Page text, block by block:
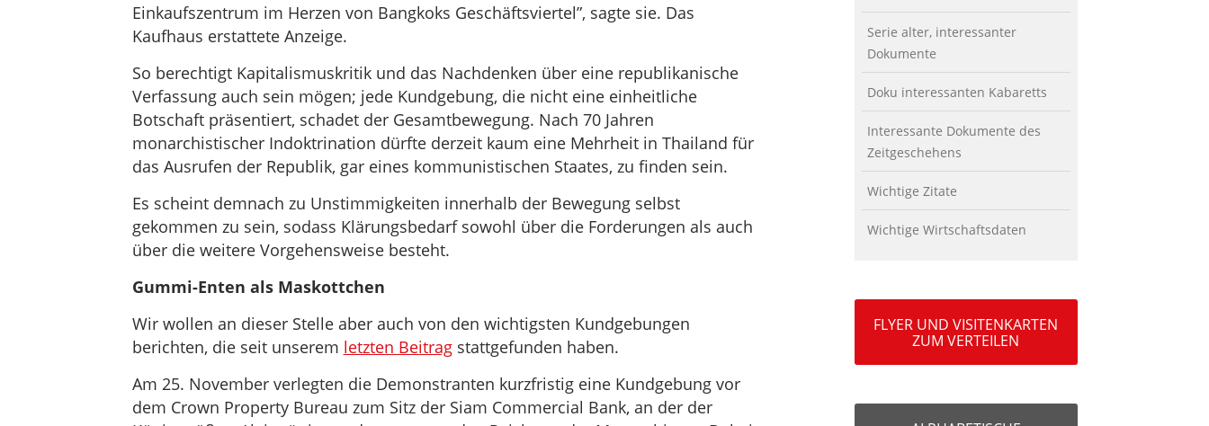
Einkaufszentrum im Herzen von Bangkoks Geschäftsviertel”, sagte sie. Das
Kaufhaus erstattete Anzeige.
So berechtigt Kapitalismuskritik und das Nachdenken über eine republikanische
Verfassung auch sein mögen; jede Kundgebung, die nicht eine einheitliche
Botschaft präsentiert, schadet der Gesamtbewegung. Nach 70 Jahren
monarchistischer Indoktrination dürfte derzeit kaum eine Mehrheit in Thailand für
das Ausrufen der Republik, gar eines kommunistischen Staates, zu finden sein.
Es scheint demnach zu Unstimmigkeiten innerhalb der Bewegung selbst
gekommen zu sein, sodass Klärungsbedarf sowohl über die Forderungen als auch
über die weitere Vorgehensweise besteht.
Gummi-Enten als Maskottchen
Wir wollen an dieser Stelle aber auch von den wichtigsten Kundgebungen
berichten, die seit unserem letzten Beitragstattgefunden haben.
Am 25. November verlegten die Demonstranten kurzfristig eine Kundgebung vor
dem Crown Property Bureau zum Sitz der Siam Commercial Bank, an der der
Serie alter, interessanter
Dokumente
Doku interessanten Kabaretts
Interessante Dokumente des
Zeitgeschehens
Wichtige Zitate
Wichtige Wirtschaftsdaten
FLYER UND VISITENKARTEN
ZUM VERTEILEN